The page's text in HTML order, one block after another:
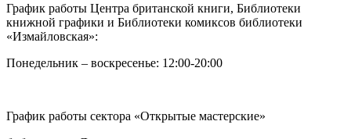
График работы Центра британской книги, Библиотеки
книжной графики и Библиотеки комиксов библиотеки
«Измайловская»:
Понедельник – воскресенье: 12:00-20:00
График работы сектора «Открытые мастерские»